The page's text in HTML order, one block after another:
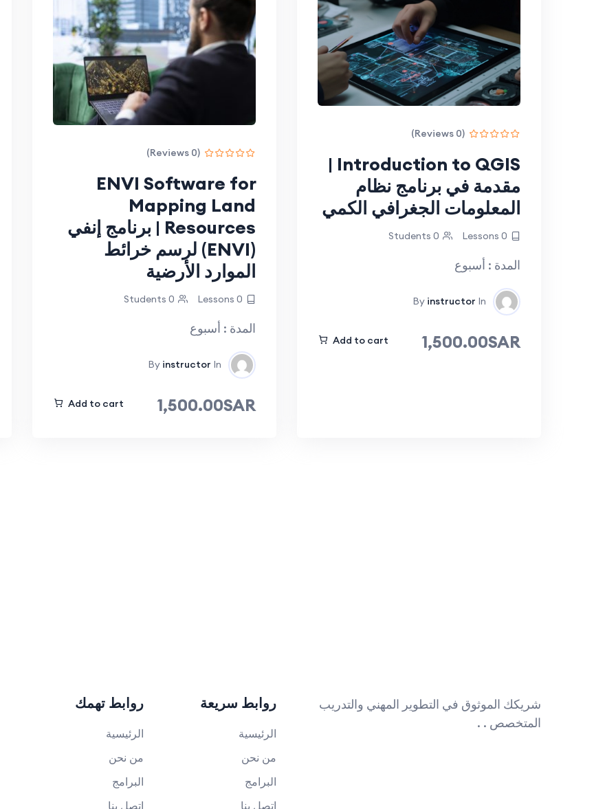
(0 Reviews)
Introduction to QGIS |
مقدمة في برنامج نظام
المعلومات الجغرافي الكمي
0 Lessons
0 Students
المدة : أسبوع
By instructor In
1,500.00SAR
Add to cart
(0 Reviews)
ENVI Software for
Mapping Land
Resources | برنامج إنفي
(ENVI) لرسم خرائط
الموارد الأرضية
0 Lessons
0 Students
المدة : أسبوع
By instructor In
1,500.00SAR
Add to cart
شريكك الموثوق في التطوير المهني والتدريب
المتخصص . .
روابط سريعة
الرئيسية
من نحن
البرامج
اتصل بنا
روابط تهمك
الرئيسية
من نحن
البرامج
اتصل بنا